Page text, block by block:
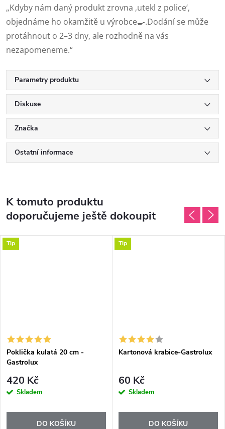
„Kdyby nám daný produkt zrovna ‚utekl z police‘,
objednáme ho okamžitě u výrobce🍳.Dodání se může
protáhnout o 2–3 dny, ale rozhodně na vás
nezapomeneme.“
Parametry produktu
Diskuse
Značka
Ostatní informace
K tomuto produktu
doporučujeme ještě dokoupit
Tip
Poklička kulatá 20 cm -
Gastrolux
420 Kč
Skladem
DO KOŠÍKU
Tip
Kartonová krabice-Gastrolux
60 Kč
Skladem
DO KOŠÍKU